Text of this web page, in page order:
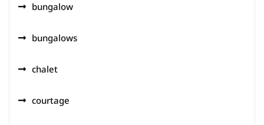
bungalow
bungalows
chalet
courtage